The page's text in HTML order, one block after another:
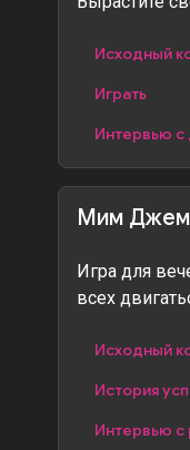
Исходный
Играть
Интервью с
Мим Джем
Игра для
всех
Исходный
История
Интервью с